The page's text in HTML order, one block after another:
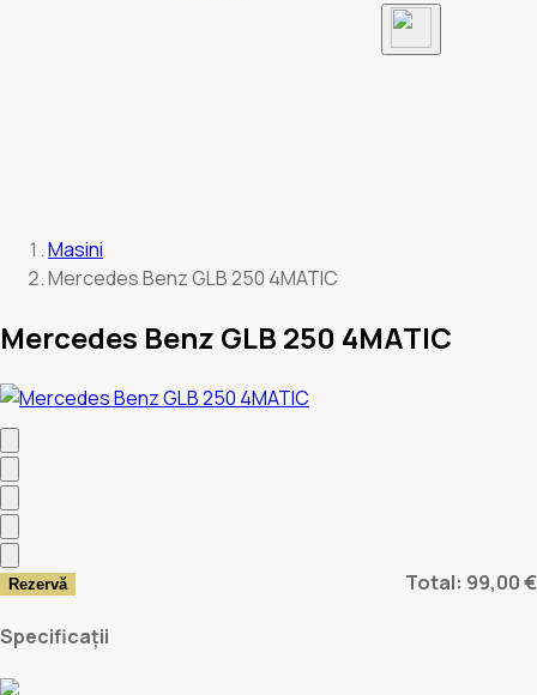
Masini
Mercedes Benz GLB 250 4MATIC
Mercedes Benz GLB 250 4MATIC
Total: 99,00 €
Rezervă
Specificații